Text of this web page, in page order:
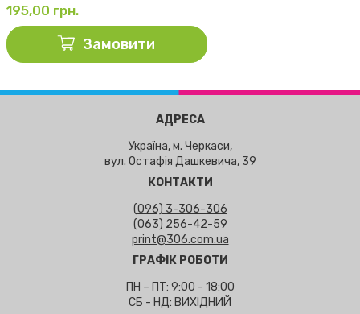
195,00 грн.
Замовити
АДРЕСА
Україна, м. Черкаси,
вул. Остафія Дашкевича, 39
КОНТАКТИ
(096) 3-306-306
(063) 256-42-59
print@306.com.ua
ГРАФІК РОБОТИ
ПН – ПТ: 9:00 - 18:00
СБ - НД: ВИХІДНИЙ